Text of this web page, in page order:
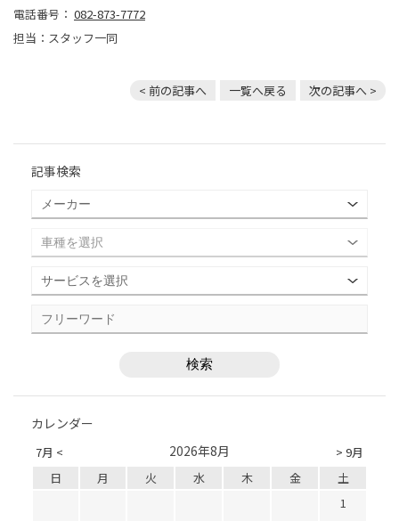
電話番号： 082-873-7772
担当：スタッフ一同
< 前の記事へ 一覧へ戻る 次の記事へ >
記事検索
カレンダー
7月 < > 9月
2026年8月
日 月 火 水 木 金
土
1